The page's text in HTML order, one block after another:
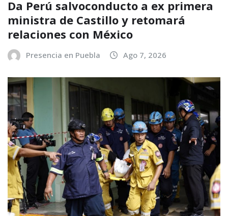
Da Perú salvoconducto a ex primera
ministra de Castillo y retomará
relaciones con México
Presencia en Puebla Ago 7, 2026